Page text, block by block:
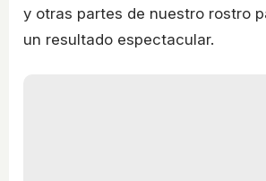
y otras partes de nuestro rostro
un resultado espectacular.